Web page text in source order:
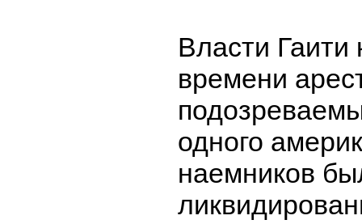
Власти
времени
одного
наемников